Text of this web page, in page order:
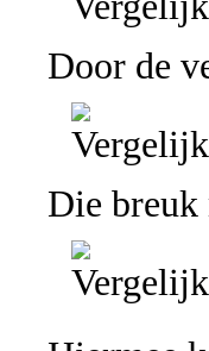
Door de
Die breuk